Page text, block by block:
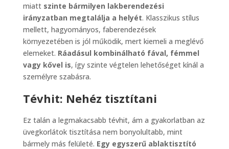
miatt szinte bármilyen lakberendezési
irányzatban megtalálja a helyét. Klasszikus stílus
mellett, hagyományos, faberendezések
környezetében is jól működik, mert kiemeli a meglévő
elemeket. Ráadásul kombinálható fával, fémmel
vagy kővel is, így szinte végtelen lehetőséget kínál a
személyre szabásra.
Tévhit: Nehéz tisztítani
Ez talán a legmakacsabb tévhit, ám a gyakorlatban az
üvegkorlátok tisztítása nem bonyolultabb, mint
bármely más felületé. Egy egyszerű ablaktisztító